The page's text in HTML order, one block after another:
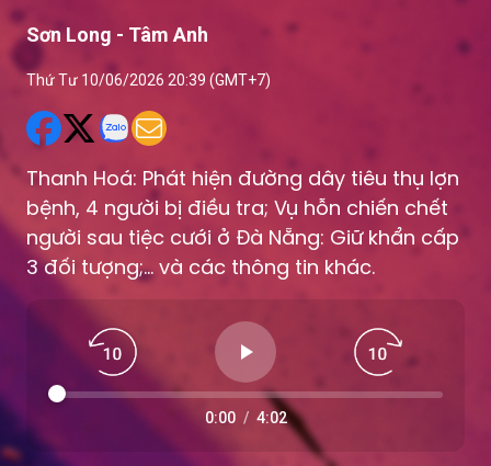
Sơn Long - Tâm Anh
Thứ Tư 10/06/2026 20:39 (GMT+7)
Thanh Hoá: Phát hiện đường dây tiêu thụ lợn
bệnh, 4 người bị điều tra; Vụ hỗn chiến chết
người sau tiệc cưới ở Đà Nẵng: Giữ khẩn cấp
3 đối tượng;... và các thông tin khác.
0:00 / 4:02